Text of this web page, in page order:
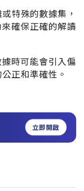
特殊的數據集，
確保正確的解讀
時可能會引入偏
正和準確性。
立即開啟